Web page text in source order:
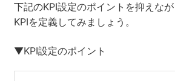
下記のKPI設定のポイントを抑えな
KPIを定義してみましょう。
▼KPI設定のポイント